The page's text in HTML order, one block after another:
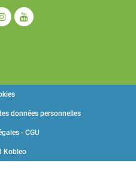
Kobleo
- CGU
données personnelles